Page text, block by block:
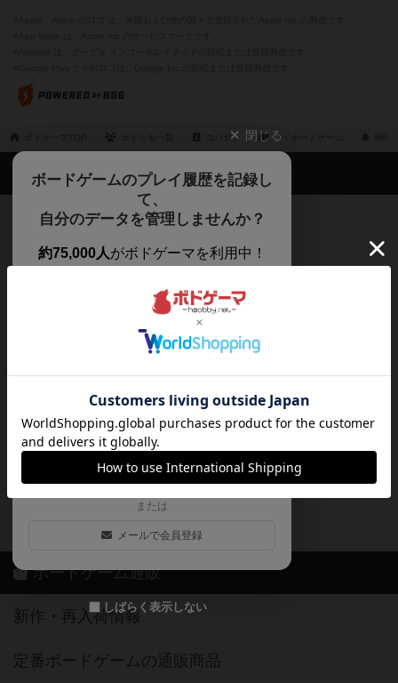
コバヤシ マイボードゲーム
閉じる
ボードゲームのプレイ履歴を記録し
て、
自分のデータを管理しませんか？
約75,000人がボドゲーマを利用中！
遊んだボードゲームを記録する
気になるゲームのレビューを読む
お気に入り作品・所有リストの共
ログイン / 会員登録（10秒）
Google X
Apple Facebook
または
メールで会員登録
しばらく表示しない
ボドゲーマTOP
ボードゲームを検索する
ボードゲームの新着レビュー
ボードゲーム会情報
掲示板・トピックス
ボドとも・会員一覧
ボードゲーム業界コラム
ボドゲーマご利用案内
ボードゲーム通販
新作・再入荷情報
定番ボードゲームの通販商品